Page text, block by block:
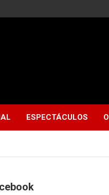
ESPECTÁCULOS